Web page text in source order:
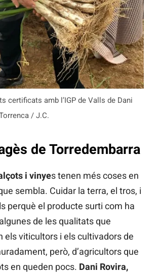
certificats amb l’IGP de Valls de Dani
/ J.C.
de Torredembarra
i vinyes tenen més coses en
sembla. Cuidar la terra, el tros, i
perquè el producte surti com ha
de les qualitats que
els viticultors i els cultivadors de
però, d’agricultors que
en queden pocs. Dani Rovira,